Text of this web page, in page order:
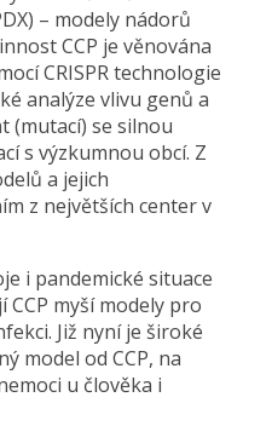
– modely nádorů
CCP je věnována
CRISPR technologie
analýze vlivu genů a
(mutací) se silnou
s výzkumnou obcí. Z
a jejich
z největších center v
i pandemické situace
CCP myší modely pro
Již nyní je široké
model od CCP, na
u člověka i